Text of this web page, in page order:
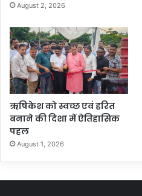
August 2, 2026
ऋषिकेश को स्वच्छ एवं हरित
बनाने की दिशा में ऐतिहासिक
पहल
August 1, 2026